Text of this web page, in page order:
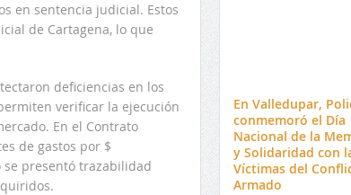
en sentencia judicial. Estos
de Cartagena, lo que
deficiencias en los
verificar la ejecución
En el Contrato
de gastos por $
se presentó trazabilidad
En Valledupar,
conmemoró el Día
Nacional de la
y Solidaridad con
Víctimas del
Armado